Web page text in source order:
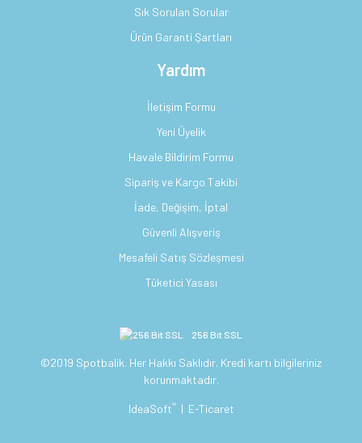
Sık Sorulan Sorular
Ürün Garanti Şartları
Yardım
İletişim Formu
Yeni Üyelik
Havale Bildirim Formu
Sipariş ve Kargo Takibi
İade, Değişim, İptal
Güvenli Alışveriş
Mesafeli Satış Sözleşmesi
Tüketici Yasası
256 Bit SSL
©2019 Spotbalik. Her Hakkı Saklıdır. Kredi kartı bilgileriniz
korunmaktadır.
IdeaSoft® | E-Ticaret